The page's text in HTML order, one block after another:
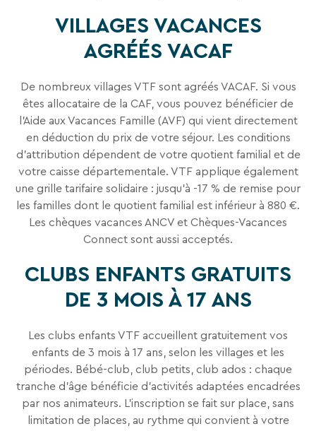
VILLAGES VACANCES
AGRÉÉS VACAF
De nombreux villages VTF sont agréés VACAF. Si vous
êtes allocataire de la CAF, vous pouvez bénéficier de
l'Aide aux Vacances Famille (AVF) qui vient directement
en déduction du prix de votre séjour. Les conditions
d'attribution dépendent de votre quotient familial et de
votre caisse départementale. VTF applique également
une grille tarifaire solidaire : jusqu'à -17 % de remise pour
les familles dont le quotient familial est inférieur à 880 €.
Les chèques vacances ANCV et Chèques-Vacances
Connect sont aussi acceptés.
CLUBS ENFANTS GRATUITS
DE 3 MOIS À 17 ANS
Les clubs enfants VTF accueillent gratuitement vos
enfants de 3 mois à 17 ans, selon les villages et les
périodes. Bébé-club, club petits, club ados : chaque
tranche d'âge bénéficie d'activités adaptées encadrées
par nos animateurs. L'inscription se fait sur place, sans
limitation de places, au rythme qui convient à votre